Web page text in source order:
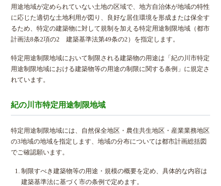
用途地域が定められていない土地の区域で、地方自治体が地域の特性
に応じた適切な土地利用が図り、良好な居住環境を形成または保全す
るため、特定の建築物に対して規制を加える特定用途制限地域（都市
計画法8条2項の2 建築基準法第49条の2）を指定します。
特定用途制限地域において制限される建築物の用途は「紀の川市特定
用途制限地域における建築物等の用途の制限に関する条例」に規定さ
れています。
紀の川市特定用途制限地域
特定用途制限地域には、自然保全地区・農住共生地区・産業業務地区
の3地域の地域を指定します、地域の分布については都市計画総括図
でご確認願います。
制限すべき建築物等の⽤途・規模の概要を定め、具体的な内容は
建築基準法に基づく市の条例で定めます。